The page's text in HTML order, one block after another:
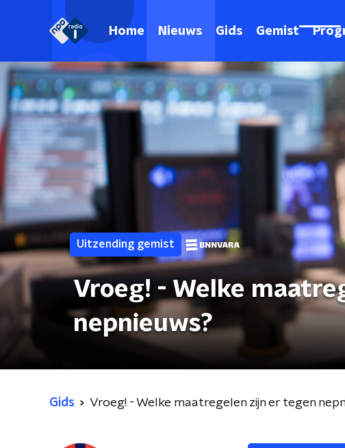
Home Nieuws Gids Gemist
Uitzending gemist
Vroeg! - Welke
nepnieuws?
Gids Vroeg! - Welke maatregelen zijn er tegen